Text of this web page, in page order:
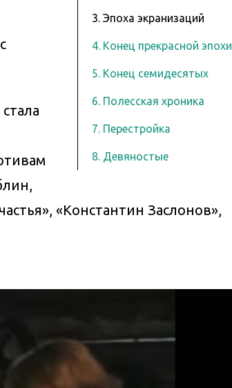
3. Эпоха экранизаций
4. Конец прекрасной эпохи
5. Конец семидесятых
6. Полесская хроника
7. Перестройка
8. Девяностые
«Константин Заслонов»,